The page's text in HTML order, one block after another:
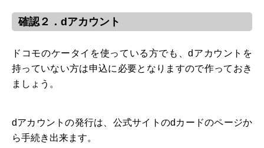
確認２．dアカウント
ドコモのケータイを使っている方でも、dアカウントを
持っていない方は申込に必要となりますので作っておき
ましょう。
dアカウントの発行は、公式サイトのdカードのページか
ら手続き出来ます。